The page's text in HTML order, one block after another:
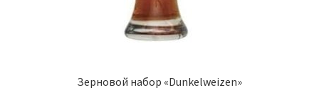
Зерновой набор «Dunkelweizen»